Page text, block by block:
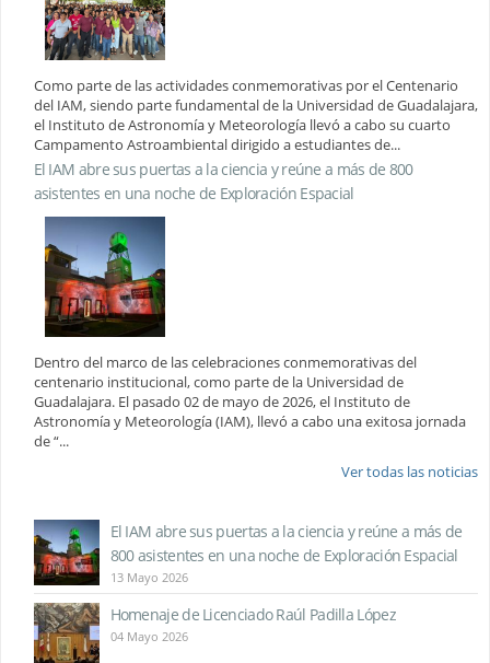
Como parte de las actividades conmemorativas por el Centenario
del IAM, siendo parte fundamental de la Universidad de Guadalajara,
el Instituto de Astronomía y Meteorología llevó a cabo su cuarto
Campamento Astroambiental dirigido a estudiantes de...
El IAM abre sus puertas a la ciencia y reúne a más de 800
asistentes en una noche de Exploración Espacial
Dentro del marco de las celebraciones conmemorativas del
centenario institucional, como parte de la Universidad de
Guadalajara. El pasado 02 de mayo de 2026, el Instituto de
Astronomía y Meteorología (IAM), llevó a cabo una exitosa jornada
de “...
Ver todas las noticias
El IAM abre sus puertas a la ciencia y reúne a más de
800 asistentes en una noche de Exploración Espacial
13 Mayo 2026
Homenaje de Licenciado Raúl Padilla López
04 Mayo 2026